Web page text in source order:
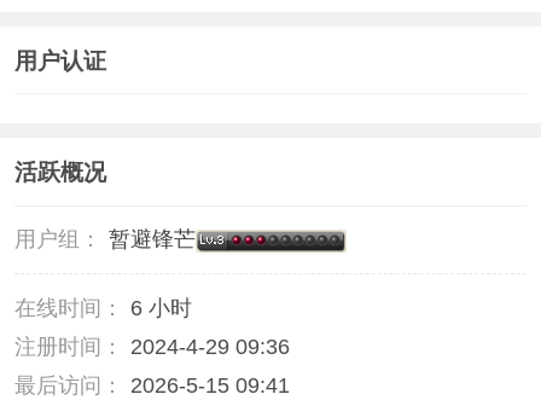
用户认证
活跃概况
用户组： 暂避锋芒
在线时间：
6 小时
注册时间：
2024-4-29 09:36
最后访问：
2026-5-15 09:41